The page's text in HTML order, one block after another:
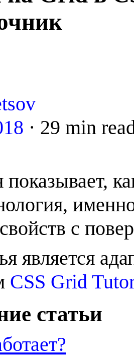
· 29 min
показывает,
с
является
CSS Grid
статьи